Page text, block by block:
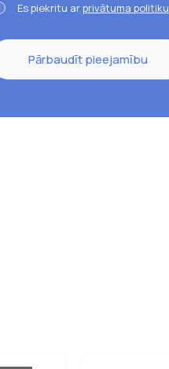
Es piekritu arprivātuma politiku